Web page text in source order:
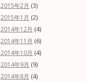
2015年2月 (3)
2015年1月 (2)
2014年12月 (4)
2014年11月 (6)
2014年10月 (4)
2014年9月 (9)
2014年8月 (4)